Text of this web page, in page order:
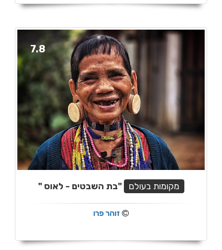
7.8
מקומות בעולם "בת השבטים - לאוס "
זוהר פרו